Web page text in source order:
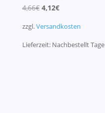
4,66€ Ursprünglicher
4,66€
4,12€Aktueller
4,12€.
zzgl.Versandkosten
Lieferzeit: NachbestelltTage